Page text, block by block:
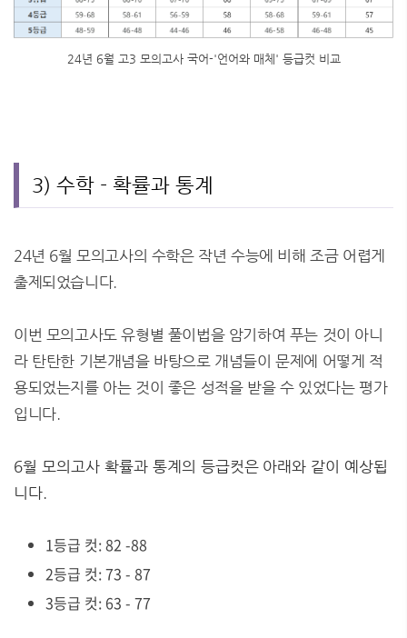
24년 6월 고3 모의고사 국어-'언어와 매체' 등급컷 비교
3) 수학 - 확률과 통계
24년 6월 모의고사의 수학은 작년 수능에 비해 조금 어렵게
출제되었습니다.
이번 모의고사도 유형별 풀이법을 암기하여 푸는 것이 아니
라 탄탄한 기본개념을 바탕으로 개념들이 문제에 어떻게 적
용되었는지를 아는 것이 좋은 성적을 받을 수 있었다는 평가
입니다.
6월 모의고사 확률과 통계의 등급컷은 아래와 같이 예상됩
니다.
1등급 컷: 82 -88
2등급 컷: 73 - 87
3등급 컷: 63 - 77